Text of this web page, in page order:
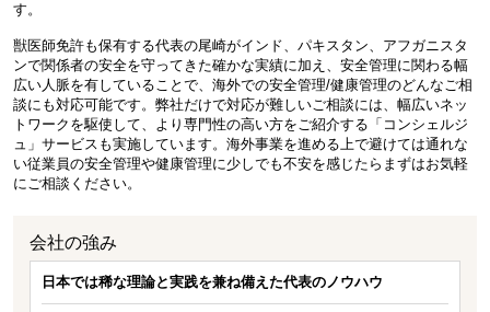
す。
獣医師免許も保有する代表の尾崎がインド、パキスタン、アフガニスタ
ンで関係者の安全を守ってきた確かな実績に加え、安全管理に関わる幅
広い人脈を有していることで、海外での安全管理/健康管理のどんなご相
談にも対応可能です。弊社だけで対応が難しいご相談には、幅広いネッ
トワークを駆使して、より専門性の高い方をご紹介する「コンシェルジ
ュ」サービスも実施しています。海外事業を進める上で避けては通れな
い従業員の安全管理や健康管理に少しでも不安を感じたらまずはお気軽
にご相談ください。
会社の強み
日本では稀な理論と実践を兼ね備えた代表のノウハウ